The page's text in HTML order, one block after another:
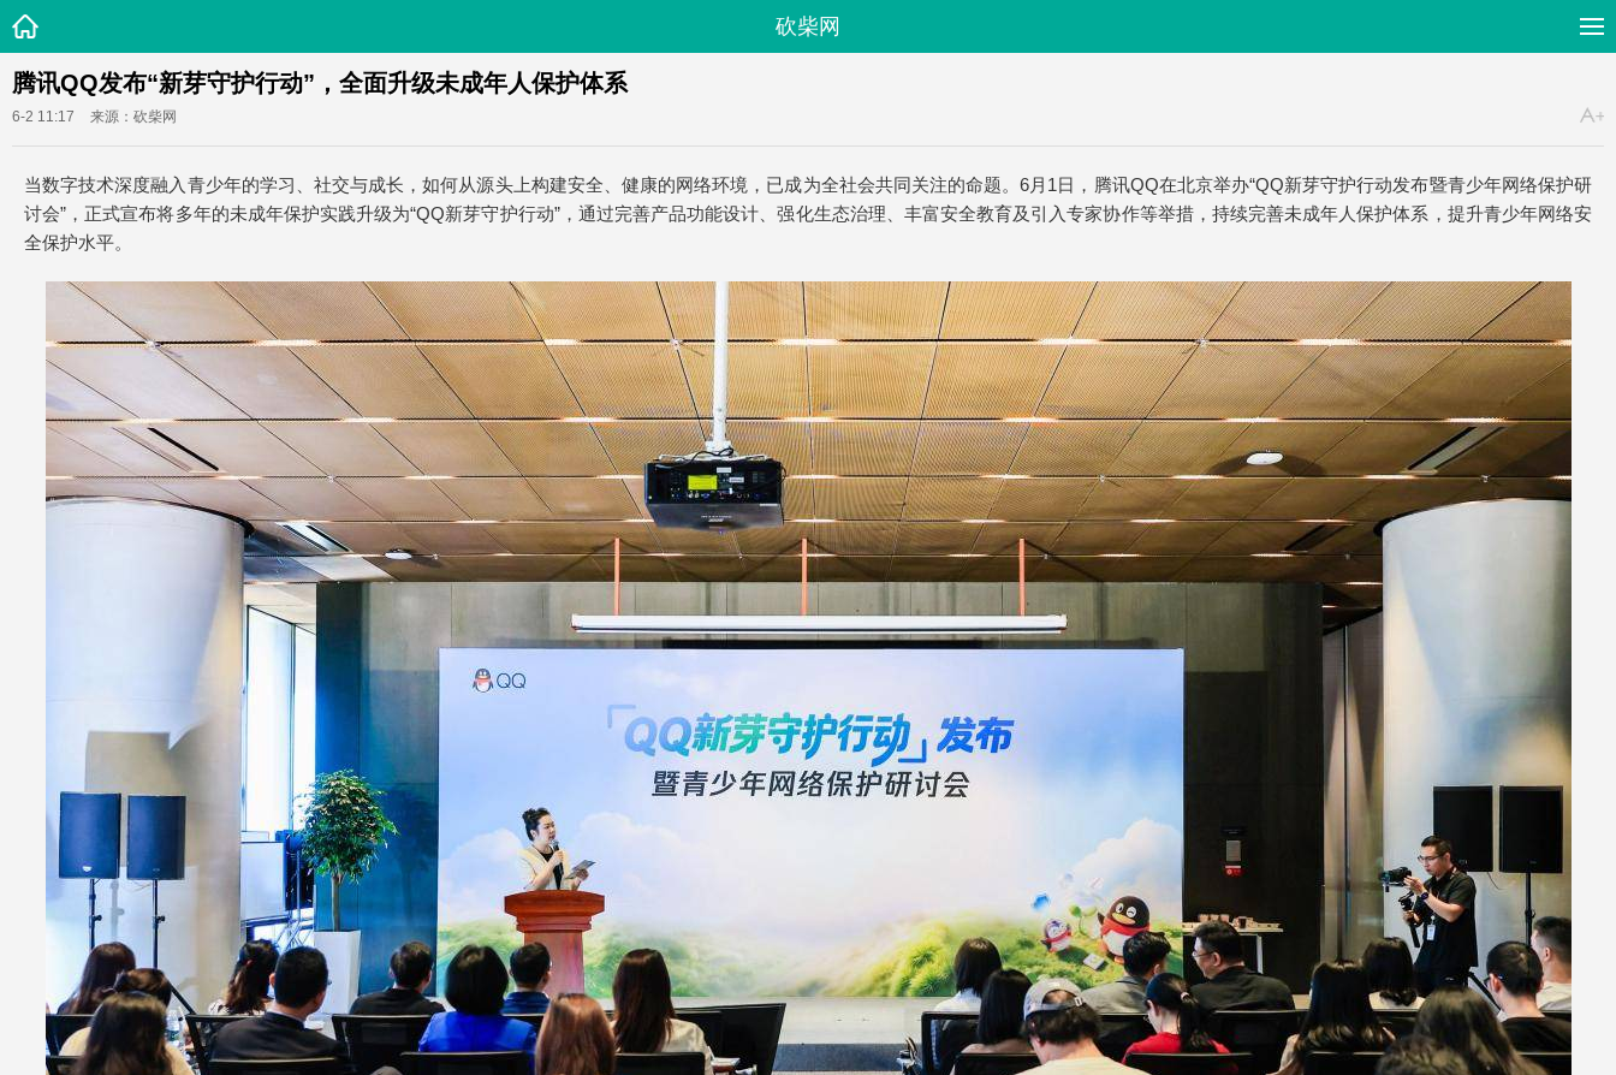
砍柴网
腾讯QQ发布“新芽守护行动”，全面升级未成年人保护体系
6-2 11:17 来源：砍柴网
当数字技术深度融入青少年的学习、社交与成长，如何从源头上构建安全、健康的网络环境，已成为全社会共同关注的命题。6月1日，腾讯QQ在北京举办“QQ新芽守护行动发布暨青少年网络保护研
讨会”，正式宣布将多年的未成年保护实践升级为“QQ新芽守护行动”，通过完善产品功能设计、强化生态治理、丰富安全教育及引入专家协作等举措，持续完善未成年人保护体系，提升青少年网络安
全保护水平。